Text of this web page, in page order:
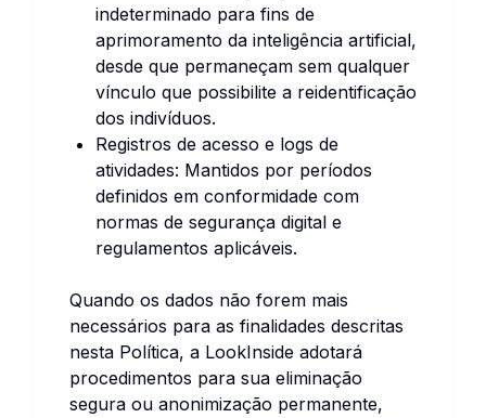
indeterminado para fins de
aprimoramento da inteligência artificial,
desde que permaneçam sem qualquer
vínculo que possibilite a reidentificação
dos indivíduos.
Registros de acesso e logs de
atividades: Mantidos por períodos
definidos em conformidade com
normas de segurança digital e
regulamentos aplicáveis.
Quando os dados não forem mais
necessários para as finalidades descritas
nesta Política, a LookInside adotará
procedimentos para sua eliminação
segura ou anonimização permanente,